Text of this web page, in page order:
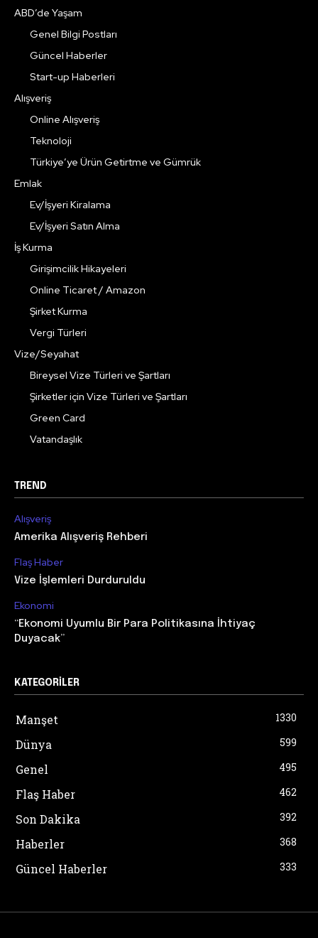
ABD’de Yaşam
Genel Bilgi Postları
Güncel Haberler
Start-up Haberleri
Alışveriş
Online Alışveriş
Teknoloji
Türkiye’ye Ürün Getirtme ve Gümrük
Emlak
Ev/İşyeri Kiralama
Ev/İşyeri Satın Alma
İş Kurma
Girişimcilik Hikayeleri
Online Ticaret / Amazon
Şirket Kurma
Vergi Türleri
Vize/Seyahat
Bireysel Vize Türleri ve Şartları
Şirketler için Vize Türleri ve Şartları
Green Card
Vatandaşlık
TREND
Alışveriş
Amerika Alışveriş Rehberi
Flaş Haber
Vize İşlemleri Durduruldu
Ekonomi
“Ekonomi Uyumlu Bir Para Politikasına İhtiyaç
Duyacak”
KATEGORILER
Manşet 1330
Dünya 599
Genel 495
Flaş Haber 462
Son Dakika 392
Haberler 368
Güncel Haberler 333